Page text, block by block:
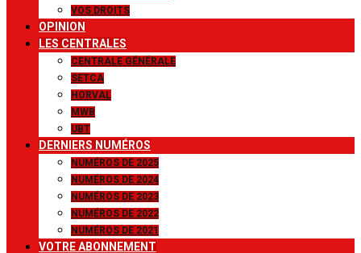
VOS DROITS
OPINION
LES CENTRALES
CENTRALE GÉNÉRALE
SETCA
HORVAL
MWB
UBT
DERNIERS NUMÉROS
NUMÉROS DE 2025
NUMÉROS DE 2024
NUMÉROS DE 2023
NUMÉROS DE 2022
NUMÉROS DE 2021
VOTRE ABONNEMENT